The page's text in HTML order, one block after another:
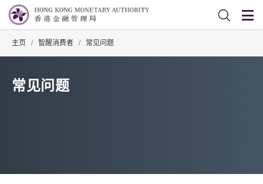
主页 / 智醒消费者 / 常见问题
常见问题